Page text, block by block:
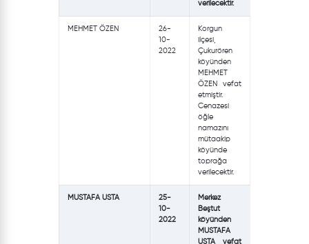
verilecektir.
MEHMET ÖZEN
26-
10-
2022
Korgun
ilçesi,
Çukurören
köyünden
MEHMET
ÖZEN vefat
etmiştir.
Cenazesi
öğle
namazını
mütaakip
köyünde
toprağa
verilecektir.
MUSTAFA USTA
25-
10-
2022
Merkez
Beştut
köyünden
MUSTAFA
USTA vefat